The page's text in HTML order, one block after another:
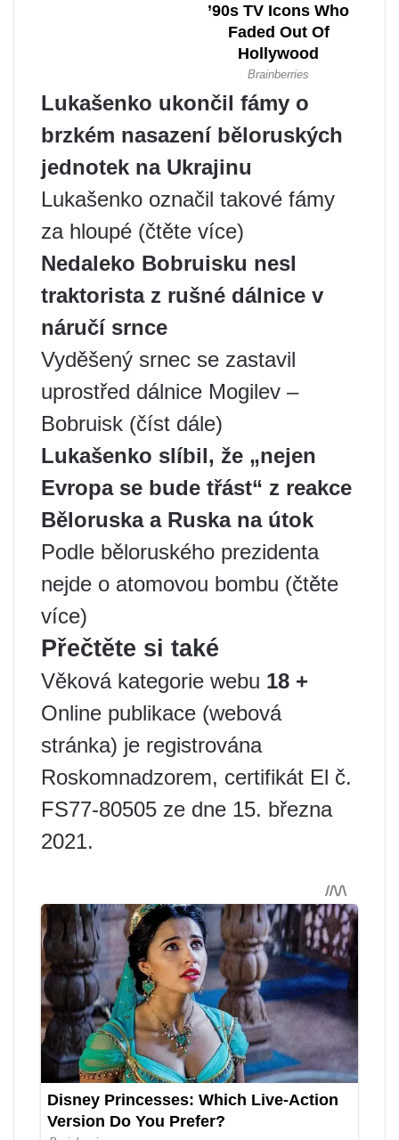
Lukašenko ukončil fámy o
brzkém nasazení běloruských
jednotek na Ukrajinu
Lukašenko označil takové fámy
za hloupé (čtěte více)
Nedaleko Bobruisku nesl
traktorista z rušné dálnice v
náručí srnce
Vyděšený srnec se zastavil
uprostřed dálnice Mogilev –
Bobruisk (číst dále)
Lukašenko slíbil, že „nejen
Evropa se bude třást“ z reakce
Běloruska a Ruska na útok
Podle běloruského prezidenta
nejde o atomovou bombu (čtěte
více)
Přečtěte si také
Věková kategorie webu 18 +
Online publikace (webová
stránka) je registrována
Roskomnadzorem, certifikát El č.
FS77-80505 ze dne 15. března
2021.